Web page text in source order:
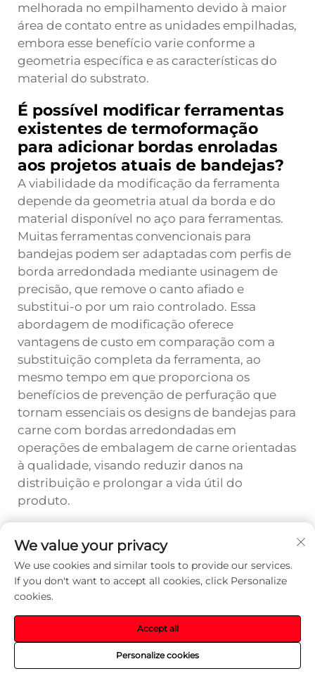
melhorada no empilhamento devido à maior
área de contato entre as unidades empilhadas,
embora esse benefício varie conforme a
geometria específica e as características do
material do substrato.
É possível modificar ferramentas
existentes de termoformação
para adicionar bordas enroladas
aos projetos atuais de bandejas?
A viabilidade da modificação da ferramenta
depende da geometria atual da borda e do
material disponível no aço para ferramentas.
Muitas ferramentas convencionais para
bandejas podem ser adaptadas com perfis de
borda arredondada mediante usinagem de
precisão, que remove o canto afiado e
substitui-o por um raio controlado. Essa
abordagem de modificação oferece
vantagens de custo em comparação com a
substituição completa da ferramenta, ao
mesmo tempo em que proporciona os
benefícios de prevenção de perfuração que
tornam essenciais os designs de bandejas para
carne com bordas arredondadas em
operações de embalagem de carne orientadas
à qualidade, visando reduzir danos na
distribuição e prolongar a vida útil do
produto.
Anterior:Como uma bandeja plástica de alta qualidade para carnes melhora a segurança alimentar nas cadeias de suprimento?
Próximo:As bandejas com envoltório externo em rolo podem melhorar a eficiência das fábricas automatizadas de embalagem de carnes?
We value your privacy
We use cookies and similar tools to provide our services.
If you don't want to accept all cookies, click Personalize
cookies.
Personalize cookies
Accept all